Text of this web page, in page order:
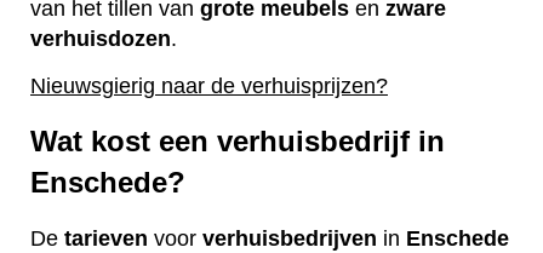
van het tillen van grote meubels en zware
verhuisdozen.
Nieuwsgierig naar de verhuisprijzen?
Wat kost een verhuisbedrijf in
Enschede?
De tarieven voor verhuisbedrijven in Enschede